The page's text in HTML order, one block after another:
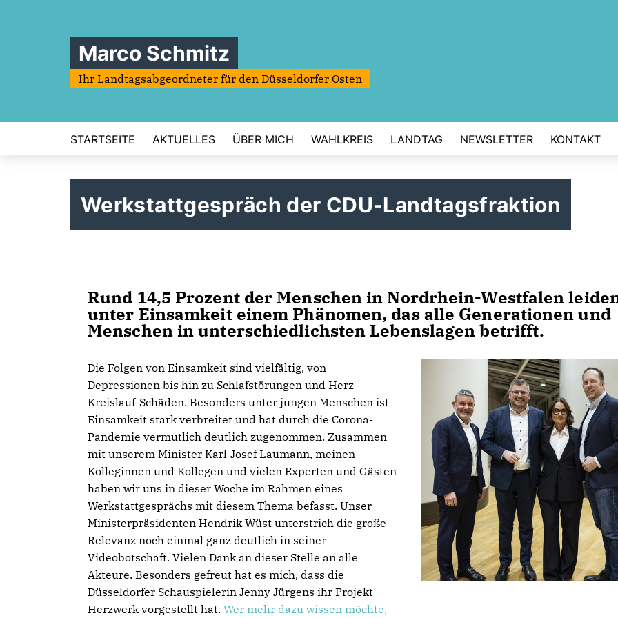
Marco Schmitz
Ihr Landtagsabgeordneter für den Düsseldorfer Osten
STARTSEITE AKTUELLES ÜBER MICH WAHLKREIS LANDTAG NEWSLETTER KONTAKT
Werkstattgespräch der CDU-Landtagsfraktion
Rund 14,5 Prozent der Menschen in Nordrhein-Westfalen
unter Einsamkeit einem Phänomen, das alle Generationen und
Menschen in unterschiedlichsten Lebenslagen betrifft.
Die Folgen von Einsamkeit sind vielfältig, von
Depressionen bis hin zu Schlafstörungen und Herz-
Kreislauf-Schäden. Besonders unter jungen Menschen ist
Einsamkeit stark verbreitet und hat durch die Corona-
Pandemie vermutlich deutlich zugenommen. Zusammen
mit unserem Minister Karl-Josef Laumann, meinen
Kolleginnen und Kollegen und vielen Experten und Gästen
haben wir uns in dieser Woche im Rahmen eines
Werkstattgesprächs mit diesem Thema befasst. Unser
Ministerpräsidenten Hendrik Wüst unterstrich die große
Relevanz noch einmal ganz deutlich in seiner
Videobotschaft. Vielen Dank an dieser Stelle an alle
Akteure. Besonders gefreut hat es mich, dass die
Düsseldorfer Schauspielerin Jenny Jürgens ihr Projekt
Herzwerk vorgestellt hat. Wer mehr dazu wissen möchte,